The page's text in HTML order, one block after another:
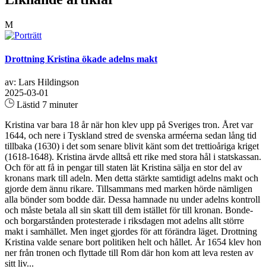
M
Drottning Kristina ökade adelns makt
av: Lars Hildingson
2025-03-01
Lästid 7 minuter
Kristina var bara 18 år när hon klev upp på Sveriges tron. Året var
1644, och nere i Tyskland stred de svenska arméerna sedan lång tid
tillbaka (1630) i det som senare blivit känt som det trettioåriga kriget
(1618-1648). Kristina ärvde alltså ett rike med stora hål i statskassan.
Och för att få in pengar till staten lät Kristina sälja en stor del av
kronans mark till adeln. Men detta stärkte samtidigt adelns makt och
gjorde dem ännu rikare. Tillsammans med marken hörde nämligen
alla bönder som bodde där. Dessa hamnade nu under adelns kontroll
och måste betala all sin skatt till dem istället för till kronan. Bonde-
och borgarstånden protesterade i riksdagen mot adelns allt större
makt i samhället. Men inget gjordes för att förändra läget. Drottning
Kristina valde senare bort politiken helt och hållet. År 1654 klev hon
ner från tronen och flyttade till Rom där hon kom att leva resten av
sitt liv...